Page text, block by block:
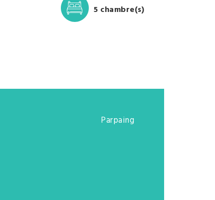
5 chambre(s)
Parpaing